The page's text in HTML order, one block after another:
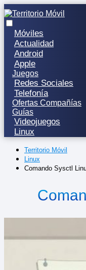
Móviles
Actualidad
Android
Apple
Juegos
Redes Sociales
Telefonía
Ofertas Compañías
Guías
Videojuegos
Linux
Territorio Móvil
Linux
Comando Sysctl